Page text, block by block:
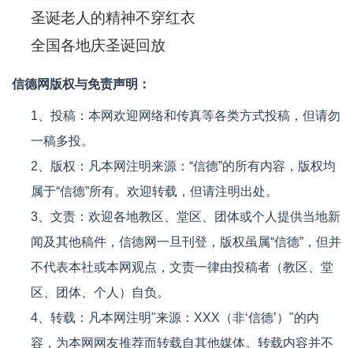
圣诞老人的精神不穿红衣
全国各地庆圣诞回放
信德网版权与免责声明：
1、投稿：本网欢迎网络和传真等各类方式投稿，但请勿
一稿多投。
2、版权：凡本网注明来源：“信德”的所有内容，版权均
属于“信德”所有。欢迎转载，但请注明出处。
3、文责：欢迎各地教区、堂区、团体或个人提供当地新
闻及其他稿件，信德网一旦刊登，版权虽属“信德”，但并
不代表本社或本网观点，文责一律由投稿者（教区、堂
区、团体、个人）自负。
4、转载：凡本网注明"来源：XXX（非‘信德’）"的内
容，为本网网友推荐而转载自其他媒体。转载内容并不